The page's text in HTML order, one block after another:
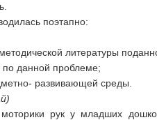
поэтапно:
методической литературы
по данной проблеме;
развивающей среды.
рук у младших